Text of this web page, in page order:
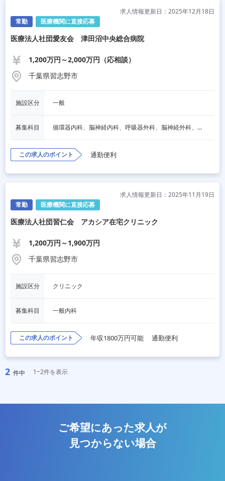
常勤 医療機関に直接応募
求人情報更新日：2025年12月18日
医療法人社団愛友会 津田沼中央総合病院
1,200万円～2,000万円（応相談）
千葉県習志野市
施設区分 一般
募集科目 循環器内科、脳神経内科、呼吸器外科、脳神経外科、婦人科、その他
この求人のポイント 通勤便利
常勤 医療機関に直接応募
求人情報更新日：2025年11月19日
医療法人社団習仁会 アカシア在宅クリニック
1,200万円～1,900万円
千葉県習志野市
施設区分 クリニック
募集科目 一般内科
この求人のポイント 年収1800万円可能 通勤便利
2 件中 1~2件を表示
ご希望にあった求人が
見つからない場合